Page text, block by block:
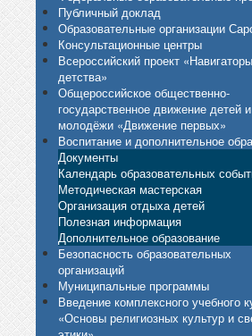
Публичный доклад
Образовательные организации
Консультационные центры
Всероссийский проект «Навигаторы
детства»
Общероссийское общественно-
государственное движение детей и
молодёжи «Движение первых»
Воспитание и дополнительное
Документы
Календарь образовательных
Методическая мастерская
Организация отдыха детей
Полезная информация
Дополнительное образование
Безопасность образовательных
организаций
Муниципальные программы
Введение комплексного учебного
«Основы религиозных культур и